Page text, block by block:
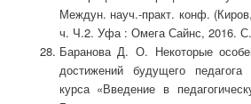
Междун. науч.-практ. конф.
ч. Ч.2. Уфа : Омега Сайнс, 2016.
Баранова Д. О. Некоторые
достижений будущего
курса «Введение в